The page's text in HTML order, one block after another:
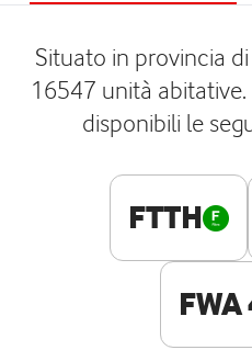
Situato in provincia
16547 unità abitative.
disponibili le
FTTH
FWA